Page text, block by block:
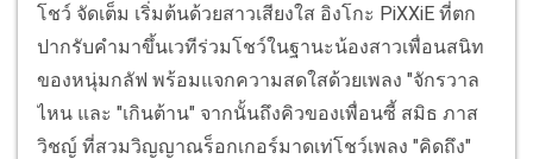
โชว์ จัดเต็ม เริ่มต้นด้วยสาวเสียงใส อิงโกะ PiXXiE ที่ตก
ปากรับคำมาขึ้นเวทีร่วมโชว์ในฐานะน้องสาวเพื่อนสนิท
ของหนุ่มกลัฟ พร้อมแจกความสดใสด้วยเพลง "จักรวาล
ไหน และ "เกินต้าน" จากนั้นถึงคิวของเพื่อนซี้ สมิธ ภาส
วิชญ์ ที่สวมวิญญาณร็อกเกอร์มาดเท่โชว์เพลง "คิดถึง"